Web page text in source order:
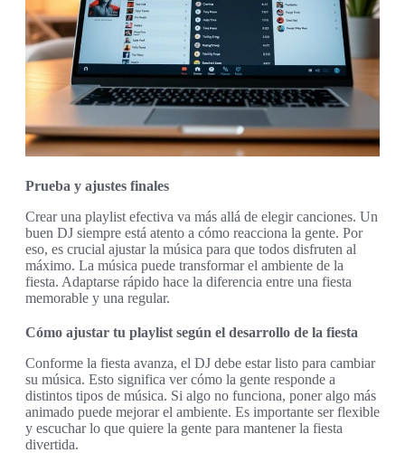
Prueba y ajustes finales
Crear una playlist efectiva va más allá de elegir canciones. Un
buen DJ siempre está atento a cómo reacciona la gente. Por
eso, es crucial ajustar la música para que todos disfruten al
máximo. La música puede transformar el ambiente de la
fiesta. Adaptarse rápido hace la diferencia entre una fiesta
memorable y una regular.
Cómo ajustar tu playlist según el desarrollo de la fiesta
Conforme la fiesta avanza, el DJ debe estar listo para cambiar
su música. Esto significa ver cómo la gente responde a
distintos tipos de música. Si algo no funciona, poner algo más
animado puede mejorar el ambiente. Es importante ser flexible
y escuchar lo que quiere la gente para mantener la fiesta
divertida.